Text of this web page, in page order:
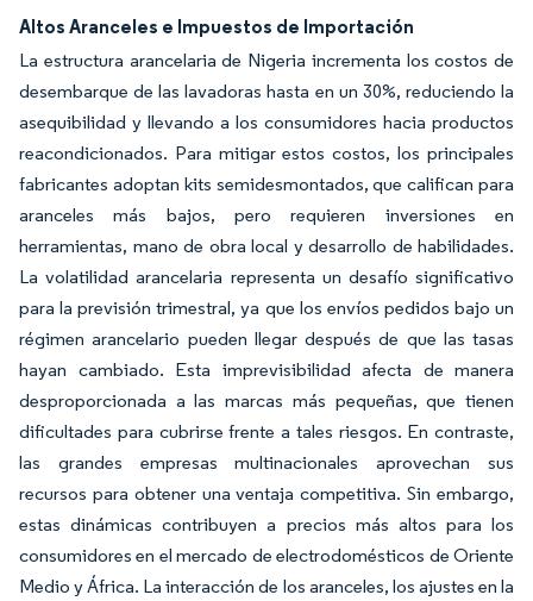
Altos Aranceles e Impuestos de Importación
La estructura arancelaria de Nigeria incrementa los costos de
desembarque de las lavadoras hasta en un 30%, reduciendo la
asequibilidad y llevando a los consumidores hacia productos
reacondicionados. Para mitigar estos costos, los principales
fabricantes adoptan kits semidesmontados, que califican para
aranceles más bajos, pero requieren inversiones en
herramientas, mano de obra local y desarrollo de habilidades.
La volatilidad arancelaria representa un desafío significativo
para la previsión trimestral, ya que los envíos pedidos bajo un
régimen arancelario pueden llegar después de que las tasas
hayan cambiado. Esta imprevisibilidad afecta de manera
desproporcionada a las marcas más pequeñas, que tienen
dificultades para cubrirse frente a tales riesgos. En contraste,
las grandes empresas multinacionales aprovechan sus
recursos para obtener una ventaja competitiva. Sin embargo,
estas dinámicas contribuyen a precios más altos para los
consumidores en el mercado de electrodomésticos de Oriente
Medio y África. La interacción de los aranceles, los ajustes en la